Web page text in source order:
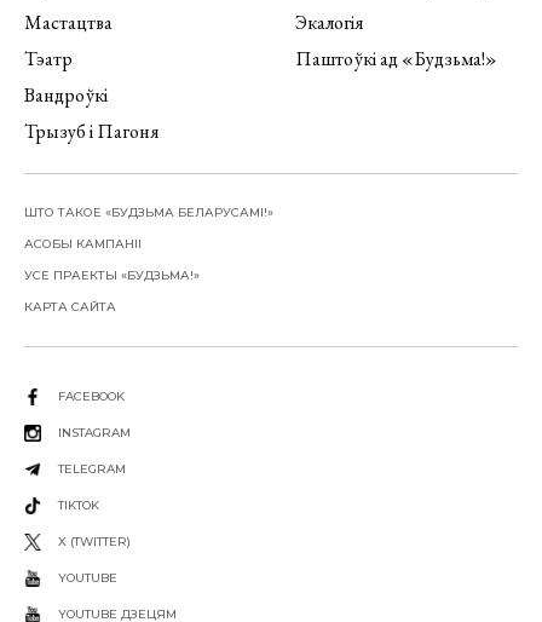
Мастацтва
Тэатр
Вандроўкі
Трызуб і Пагоня
Экалогія
Паштоўкі ад «Будзьма!»
ШТО ТАКОЕ «БУДЗЬМА БЕЛАРУСАМІ!»
АСОБЫ КАМПАНІІ
УСЕ ПРАЕКТЫ «БУДЗЬМА!»
КАРТА САЙТА
FACEBOOK
INSTAGRAM
TELEGRAM
TIKTOK
X (TWITTER)
YOUTUBE
YOUTUBE ДЗЕЦЯМ